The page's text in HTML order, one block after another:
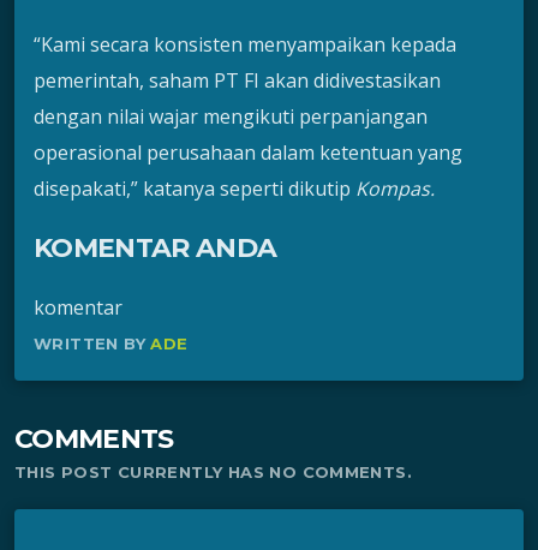
“Kami secara konsisten menyampaikan kepada
pemerintah, saham PT FI akan didivestasikan
dengan nilai wajar mengikuti perpanjangan
operasional perusahaan dalam ketentuan yang
disepakati,” katanya seperti dikutip Kompas.
KOMENTAR ANDA
komentar
WRITTEN BYADE
COMMENTS
THIS POST CURRENTLY HAS NO COMMENTS.